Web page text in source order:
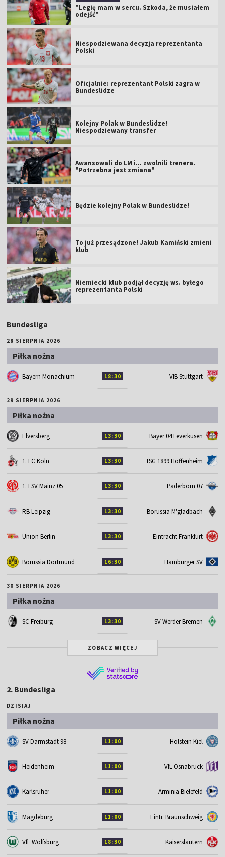
"Legię mam w sercu. Szkoda, że musiałem
odejść"
Niespodziewana decyzja reprezentanta
Polski
Oficjalnie: reprezentant Polski zagra w
Bundeslidze
Kolejny Polak w Bundeslidze!
Niespodziewany transfer
Awansowali do LM i... zwolnili trenera.
"Potrzebna jest zmiana"
Będzie kolejny Polak w Bundeslidze!
To już przesądzone! Jakub Kamiński zmieni
klub
Niemiecki klub podjął decyzję ws. byłego
reprezentanta Polski
Bundesliga
28 SIERPNIA 2026
Piłka nożna
Bayern Monachium 18:30 VfB Stuttgart
29 SIERPNIA 2026
Piłka nożna
Elversberg 13:30 Bayer 04 Leverkusen
1. FC Koln 13:30 TSG 1899 Hoffenheim
1. FSV Mainz 05 13:30 Paderborn 07
RB Leipzig 13:30 Borussia M'gladbach
Union Berlin 13:30 Eintracht Frankfurt
Borussia Dortmund 16:30 Hamburger SV
30 SIERPNIA 2026
Piłka nożna
SC Freiburg 13:30 SV Werder Bremen
ZOBACZ WIĘCEJ
2. Bundesliga
DZISIAJ
Piłka nożna
SV Darmstadt 98 11:00 Holstein Kiel
Heidenheim 11:00 VfL Osnabruck
Karlsruher 11:00 Arminia Bielefeld
Magdeburg 11:00 Eintr. Braunschweig
VfL Wolfsburg 18:30 Kaiserslautern